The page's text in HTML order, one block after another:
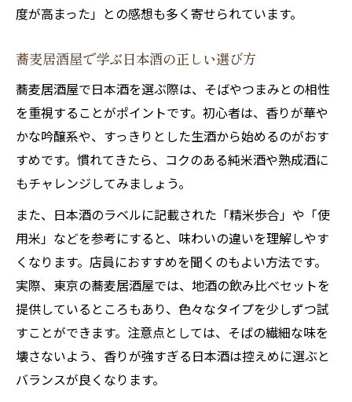
度が高まった」との感想も多く寄せられています。
蕎麦居酒屋で学ぶ日本酒の正しい選び方
蕎麦居酒屋で日本酒を選ぶ際は、そばやつまみとの相性
を重視することがポイントです。初心者は、香りが華や
かな吟醸系や、すっきりとした生酒から始めるのがおす
すめです。慣れてきたら、コクのある純米酒や熟成酒に
もチャレンジしてみましょう。
また、日本酒のラベルに記載された「精米歩合」や「使
用米」などを参考にすると、味わいの違いを理解しやす
くなります。店員におすすめを聞くのもよい方法です。
実際、東京の蕎麦居酒屋では、地酒の飲み比べセットを
提供しているところもあり、色々なタイプを少しずつ試
すことができます。注意点としては、そばの繊細な味を
壊さないよう、香りが強すぎる日本酒は控えめに選ぶと
バランスが良くなります。